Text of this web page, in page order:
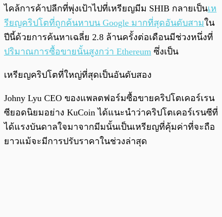
ไคล้การค้าปลีกที่พุ่งเป้าไปที่เหรียญมีม SHIB กลายเป็นเห
รียญคริปโตที่ถูกค้นหาบน Google มากที่สุดอันดับสามใน
ปีนี้ด้วยการค้นหาเฉลี่ย 2.8 ล้านครั้งต่อเดือนมีช่วงหนึ่งที่
ปริมาณการซื้อขายนั้นสูงกว่า Ethereum ซึ่งเป็น
เหรียญคริปโตที่ใหญ่ที่สุดเป็นอันดับสอง
Johny Lyu CEO ของแพลตฟอร์มซื้อขายคริปโตเคอร์เรน
ซียอดนิยมอย่าง KuCoin ได้แนะนำว่าคริปโตเคอร์เรนซีที่
ได้แรงบันดาลใจมาจากมีมนั้นเป็นเหรียญที่คุ้มค่าที่จะถือ
ยาวแม้จะมีการปรับราคาในช่วงล่าสุด